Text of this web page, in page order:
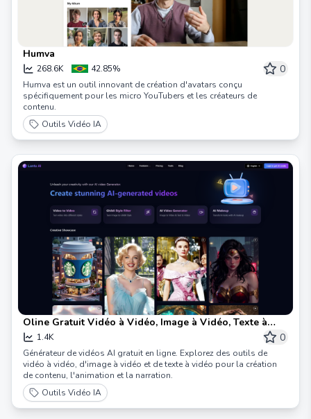
Humva
268.6K 42.85% 0
Humva est un outil innovant de création d'avatars conçu
spécifiquement pour les micro YouTubers et les créateurs de
contenu.
Outils Vidéo IA
Oline Gratuit Vidéo à Vidéo, Image à Vidéo, Texte à
Vidéo
1.4K 0
Générateur de vidéos AI gratuit en ligne. Explorez des outils de
vidéo à vidéo, d'image à vidéo et de texte à vidéo pour la création
de contenu, l'animation et la narration.
Outils Vidéo IA